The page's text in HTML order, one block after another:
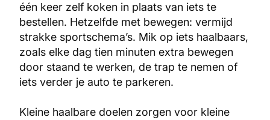
één keer zelf koken in plaats van iets te
bestellen. Hetzelfde met bewegen: vermijd
strakke sportschema’s. Mik op iets haalbaars,
zoals elke dag tien minuten extra bewegen
door staand te werken, de trap te nemen of
iets verder je auto te parkeren.
Kleine haalbare doelen zorgen voor kleine